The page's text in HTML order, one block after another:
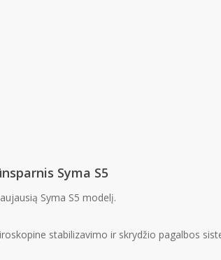
Syma S5
Syma S5 modelį.
stabilizavimo ir skrydžio pagalbos